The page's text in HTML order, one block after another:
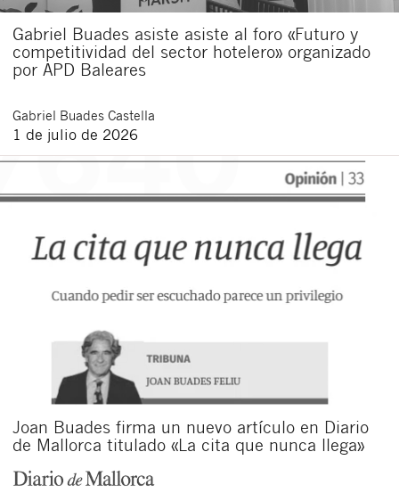
Gabriel Buades asiste asiste al foro «Futuro y
competitividad del sector hotelero» organizado
por APD Baleares
Gabriel Buades Castella
1 de julio de 2026
Joan Buades firma un nuevo artículo en Diario
de Mallorca titulado «La cita que nunca llega»